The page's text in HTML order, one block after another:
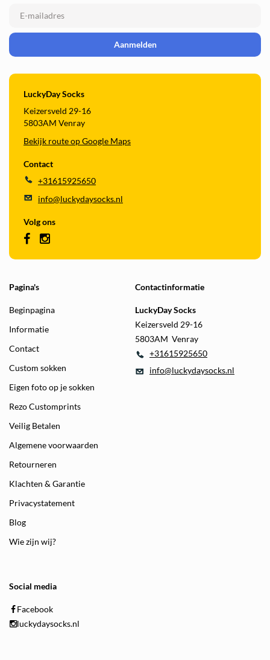
Aanmelden
LuckyDay Socks
Keizersveld 29-16
5803AM Venray
Bekijk route op Google Maps
Contact
+31615925650
info@luckydaysocks.nl
Volg ons
Pagina's
Beginpagina
Informatie
Contact
Custom sokken
Eigen foto op je sokken
Rezo Customprints
Veilig Betalen
Algemene voorwaarden
Retourneren
Klachten & Garantie
Privacystatement
Blog
Wie zijn wij?
Contactinformatie
LuckyDay Socks
Keizersveld 29-16
5803AM Venray
+31615925650
info@luckydaysocks.nl
Social media
Facebook
luckydaysocks.nl